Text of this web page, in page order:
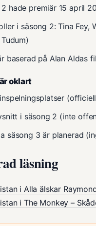
2 hade premiär 15 april
i säsong 2: Tina Fey,
baserad på Alan Aldas
oklart
i säsong 2 (inte
säsong 3 är planerad
läsning
i Alla älskar
i The Monkey –